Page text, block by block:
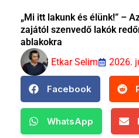
„Mi itt lakunk és élünk!” –
zajától szenvedő lakók
ablakokra
Etkar Selim
2026.
Facebook
WhatsApp